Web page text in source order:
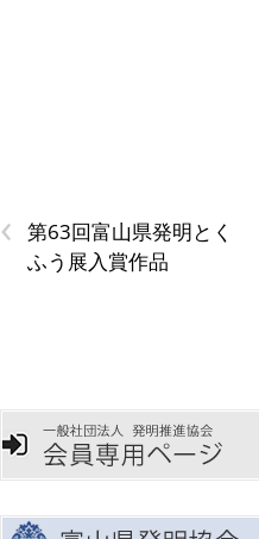
‹
第63回富山県発明とく
ふう展入賞作品